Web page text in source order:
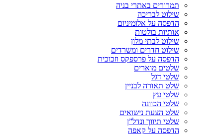
תמרורים באתרי בניה
שילוט לבריכה
הדפסה על אלומיניום
אותיות בולטות
שילוט לבתי מלון
שילוט חדרים ומשרדים
הדפסה על פרספקס וזכוכית
שלטים מוארים
שלטי דגל
שלט תאורה לבניין
שלטי עץ
שלטי הכוונה
שלט הצעת נישואים
שלטי תיווך ונדל”ן
הדפסה על קאפה